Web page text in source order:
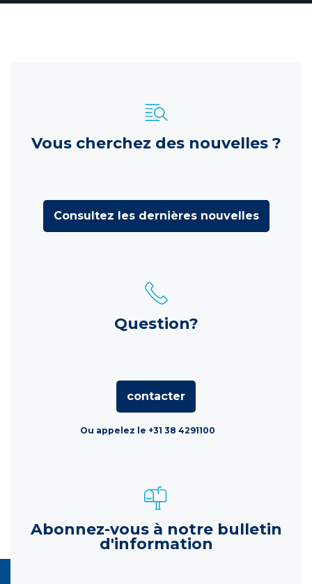
Vous cherchez des nouvelles ?
Consultez les dernières nouvelles
Question?
contacter
Ou appelez le +31 38 4291100
Abonnez-vous à notre bulletin
d'information